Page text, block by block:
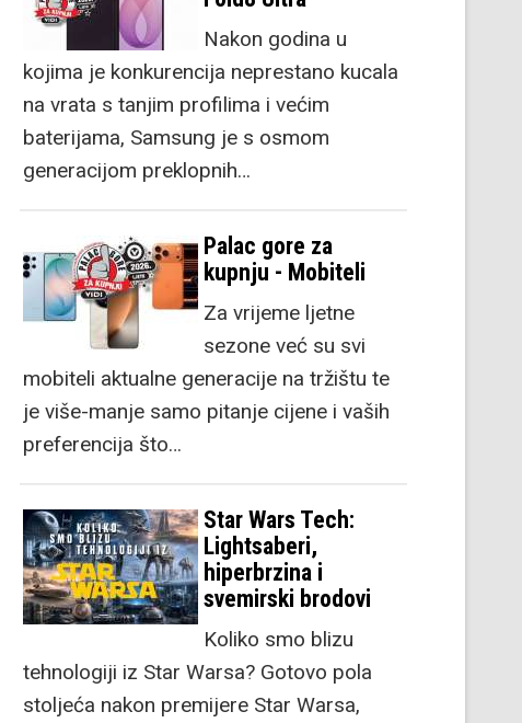
Nakon godina u
kojima je konkurencija neprestano kucala
na vrata s tanjim profilima i većim
baterijama, Samsung je s osmom
generacijom preklopnih…
Palac gore za
kupnju - Mobiteli
Za vrijeme ljetne
sezone već su svi
mobiteli aktualne generacije na tržištu te
je više-manje samo pitanje cijene i vaših
preferencija što…
Star Wars Tech:
Lightsaberi,
hiperbrzina i
svemirski brodovi
Koliko smo blizu
tehnologiji iz Star Warsa? Gotovo pola
stoljeća nakon premijere Star Warsa,